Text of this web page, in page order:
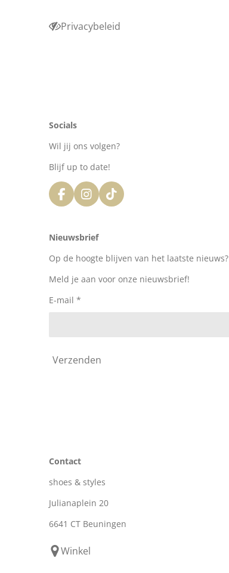
Privacybeleid
Socials
Wil jij ons volgen?
Blijf up to date!
F
a
e
b
o
k
I
n
t
a
g
a
T
i
k
Nieuwsbrief
Op de hoogte blijven van het laatste nieuws?
Meld je aan voor onze nieuwsbrief!
E-mail *
Verzenden
Contact
shoes & styles
Julianaplein 20
6641 CT Beuningen
Winkel